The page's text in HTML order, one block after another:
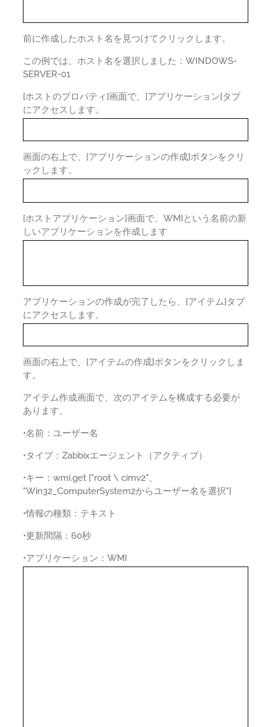
前に作成したホスト名を見つけてクリックします。
この例では、ホスト名を選択しました：WINDOWS-
SERVER-01
[ホストのプロパティ]画面で、[アプリケーション]タブ
にアクセスします。
画面の右上で、[アプリケーションの作成]ボタンをクリ
ックします。
[ホストアプリケーション]画面で、WMIという名前の新
しいアプリケーションを作成します
アプリケーションの作成が完了したら、[アイテム]タブ
にアクセスします。
画面の右上で、[アイテムの作成]ボタンをクリックしま
す。
アイテム作成画面で、次のアイテムを構成する必要が
あります。
•名前：ユーザー名
•タイプ：Zabbixエージェント（アクティブ）
•キー：wmi.get ["root \ cimv2"、
"Win32_ComputerSystem2からユーザー名を選択"]
•情報の種類：テキスト
•更新間隔：60秒
•アプリケーション：WMI